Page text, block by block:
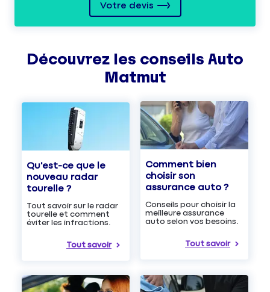
Votre devis
Découvrez les conseils Auto
Matmut
Qu'est-ce que le
nouveau radar
tourelle ?
Tout savoir sur le radar
tourelle et comment
éviter les infractions.
Tout savoir
Comment bien
choisir son
assurance auto ?
Conseils pour choisir la
meilleure assurance
auto selon vos besoins.
Tout savoir